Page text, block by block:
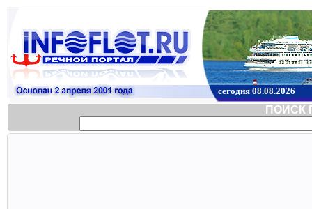
сегодня 08.08.2026
ПОИСК